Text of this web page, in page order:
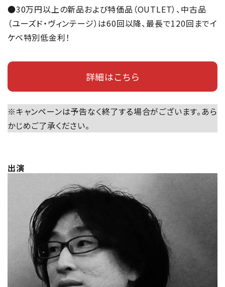
●30万円以上の新品および特価品（OUTLET）、中古品
（ユーズド・ヴィンテージ）は60回以降、最長で120回までイ
ケベ特別低金利！
詳細はこちら
※キャンペーンは予告なく終了する場合がございます。あら
かじめご了承ください。
出演